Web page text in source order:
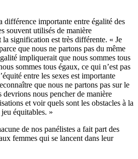
importante entre égalité des
souvent utilisés de manière
la signification est très différente. « Je
que nous ne partons pas du même
impliquerait que nous sommes tous
sommes tous égaux, ce qui n’est pas
entre les sexes est importante
que nous ne partons pas sur le
devrions nous pencher de manière
et voir quels sont les obstacles à la
équitables. »
de nos panélistes a fait part des
femmes qui se lancent dans leur